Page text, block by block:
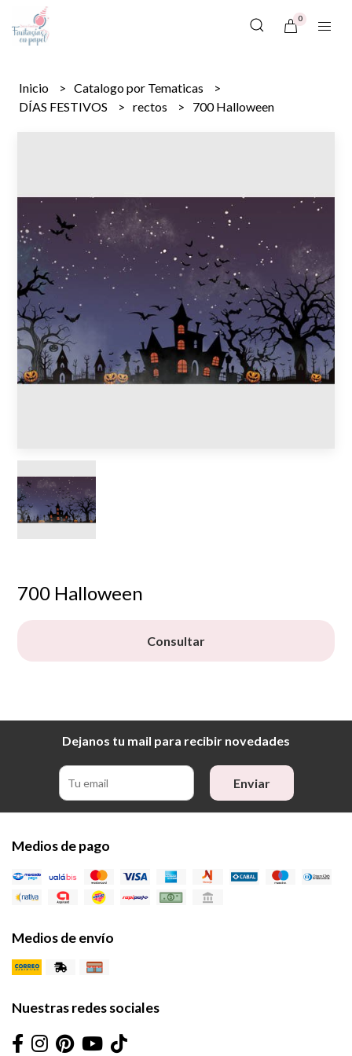
0
Inicio
Catalogo por Tematicas
DÍAS FESTIVOS
rectos 700 Halloween
700 Halloween
Consultar
Dejanos tu mail para recibir novedades
Enviar
Medios de pago
Medios de envío
Nuestras redes sociales